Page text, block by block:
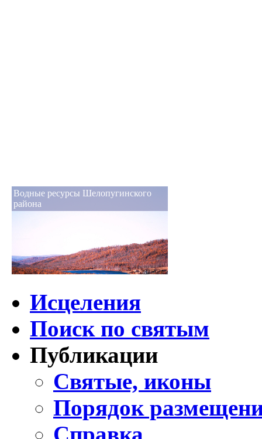
Водные ресурсы Шелопугинского
района
Исцеления
Поиск по святым
Публикации
Святые, иконы
Порядок